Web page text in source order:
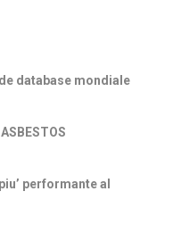
database mondiale
performante al